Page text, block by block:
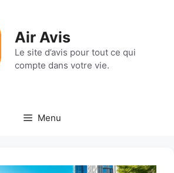
Air Avis
Le site d’avis pour tout ce qui
compte dans votre vie.
Menu